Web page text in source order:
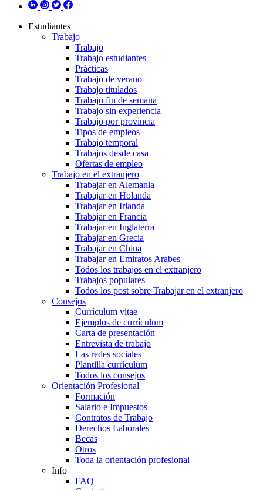
Estudiantes
Trabajo
Trabajo
Trabajo estudiantes
Prácticas
Trabajo de verano
Trabajo titulados
Trabajo fin de semana
Trabajo sin experiencia
Trabajo por provincia
Tipos de empleos
Trabajo temporal
Trabajos desde casa
Ofertas de empleo
Trabajo en el extranjero
Trabajar en Alemania
Trabajar en Holanda
Trabajar en Irlanda
Trabajar en Francia
Trabajar en Inglaterra
Trabajar en Grecia
Trabajar en China
Trabajar en Emiratos Arabes
Todos los trabajos en el extranjero
Trabajos populares
Todos los post sobre Trabajar en el extranjero
Consejos
Currículum vitae
Ejemplos de currículum
Carta de presentación
Entrevista de trabajo
Las redes sociales
Plantilla currículum
Todos los consejos
Orientación Profesional
Formación
Salario e Impuestos
Contratos de Trabajo
Derechos Laborales
Becas
Otros
Toda la orientación profesional
Info
FAQ